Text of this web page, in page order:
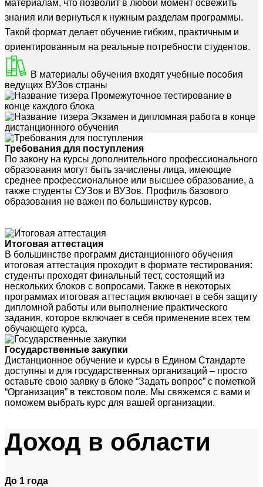
материалам, что позволит в любой момент освежить
знания или вернуться к нужным разделам программы.
Такой формат делает обучение гибким, практичным и
ориентированным на реальные потребности студентов.
В материалы обучения входят учебные пособия
ведущих ВУЗов страны
Промежуточное тестирование в
конце каждого блока
Экзамен и дипломная работа в конце
дистанционного обучения
Требования для поступления
По закону на курсы дополнительного профессионального
образования могут быть зачислены лица, имеющие
среднее профессиональное или высшее образование, а
также студенты СУЗов и ВУЗов. Профиль базового
образования не важен по большинству курсов.
Итоговая аттестация
В большинстве программ дистанционного обучения
итоговая аттестация проходит в формате тестирования:
студенты проходят финальный тест, состоящий из
нескольких блоков с вопросами. Также в некоторых
программах итоговая аттестация включает в себя защиту
дипломной работы или выполнение практического
задания, которое включает в себя применение всех тем
обучающего курса.
Государственные закупки
Дистанционное обучение и курсы в Едином Стандарте
доступны и для государственных организаций – просто
оставьте свою заявку в блоке “Задать вопрос” с пометкой
“Организация” в текстовом поле. Мы свяжемся с вами и
поможем выбрать курс для вашей организации.
Доход в области
До 1 года